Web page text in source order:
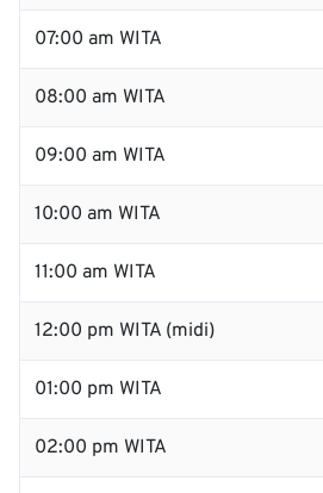
07:00 am WITA
08:00 am WITA
09:00 am WITA
10:00 am WITA
11:00 am WITA
12:00 pm WITA (midi)
01:00 pm WITA
02:00 pm WITA